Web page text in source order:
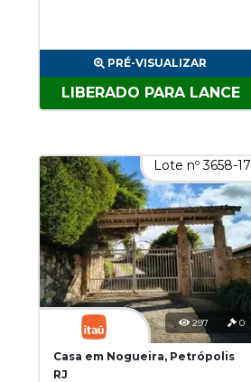
PRÉ-VISUALIZAR
LIBERADO PARA LANCE
Lote nº 3658-17
297 0
Casa em Nogueira, Petrópolis
RJ